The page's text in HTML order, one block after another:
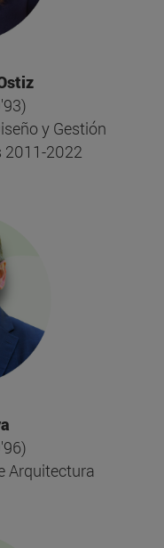
y Gestión
2011-2022
Arquitectura